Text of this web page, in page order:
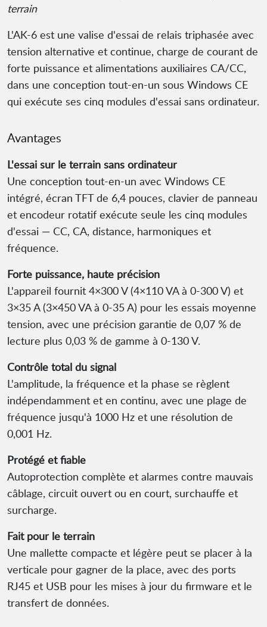
terrain
L'AK-6 est une valise d'essai de relais triphasée avec
tension alternative et continue, charge de courant de
forte puissance et alimentations auxiliaires CA/CC,
dans une conception tout-en-un sous Windows CE
qui exécute ses cinq modules d'essai sans ordinateur.
Avantages
L'essai sur le terrain sans ordinateur
Une conception tout-en-un avec Windows CE
intégré, écran TFT de 6,4 pouces, clavier de panneau
et encodeur rotatif exécute seule les cinq modules
d'essai — CC, CA, distance, harmoniques et
fréquence.
Forte puissance, haute précision
L'appareil fournit 4×300 V (4×110 VA à 0-300 V) et
3×35 A (3×450 VA à 0-35 A) pour les essais moyenne
tension, avec une précision garantie de 0,07 % de
lecture plus 0,03 % de gamme à 0-130 V.
Contrôle total du signal
L'amplitude, la fréquence et la phase se règlent
indépendamment et en continu, avec une plage de
fréquence jusqu'à 1000 Hz et une résolution de
0,001 Hz.
Protégé et fiable
Autoprotection complète et alarmes contre mauvais
câblage, circuit ouvert ou en court, surchauffe et
surcharge.
Fait pour le terrain
Une mallette compacte et légère peut se placer à la
verticale pour gagner de la place, avec des ports
RJ45 et USB pour les mises à jour du firmware et le
transfert de données.